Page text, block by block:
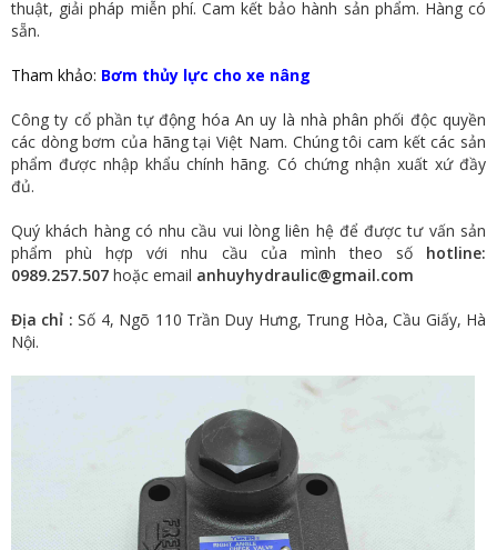
thuật, giải pháp miễn phí. Cam kết bảo hành sản phẩm. Hàng có
sẵn.
Tham khảo: Bơm thủy lực cho xe nâng
Công ty cổ phần tự động hóa An uy là nhà phân phối độc quyền
các dòng bơm của hãng tại Việt Nam. Chúng tôi cam kết các sản
phẩm được nhập khẩu chính hãng. Có chứng nhận xuất xứ đầy
đủ.
Quý khách hàng có nhu cầu vui lòng liên hệ để được tư vấn sản
phẩm phù hợp với nhu cầu của mình theo số hotline:
0989.257.507 hoặc email anhuyhydraulic@gmail.com
Địa chỉ : Số 4, Ngõ 110 Trần Duy Hưng, Trung Hòa, Cầu Giấy, Hà
Nội.